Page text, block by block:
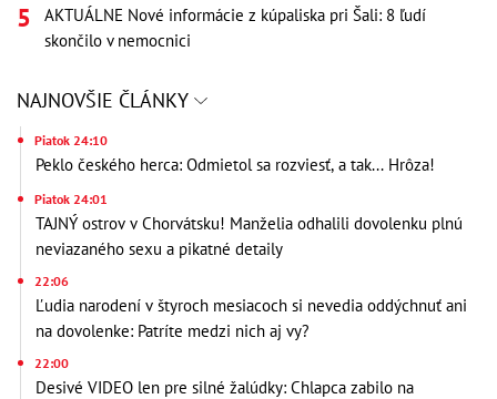
AKTUÁLNE Nové informácie z kúpaliska pri Šali: 8 ľudí
skončilo v nemocnici
NAJNOVŠIE ČLÁNKY
Piatok 24:10
Peklo českého herca: Odmietol sa rozviesť, a tak... Hrôza!
Piatok 24:01
TAJNÝ ostrov v Chorvátsku! Manželia odhalili dovolenku plnú
neviazaného sexu a pikatné detaily
22:06
Ľudia narodení v štyroch mesiacoch si nevedia oddýchnuť ani
na dovolenke: Patríte medzi nich aj vy?
22:00
Desivé VIDEO len pre silné žalúdky: Chlapca zabilo na